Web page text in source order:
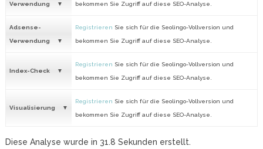
Verwendung bekommen Sie Zugriff auf diese SEO-Analyse.
Adsense-
Verwendung
Registrieren Sie sich für die Seolingo-Vollversion und
bekommen Sie Zugriff auf diese SEO-Analyse.
Index-Check
Registrieren Sie sich für die Seolingo-Vollversion und
bekommen Sie Zugriff auf diese SEO-Analyse.
Visualisierung
Registrieren Sie sich für die Seolingo-Vollversion und
bekommen Sie Zugriff auf diese SEO-Analyse.
Diese Analyse wurde in 31.8 Sekunden erstellt.